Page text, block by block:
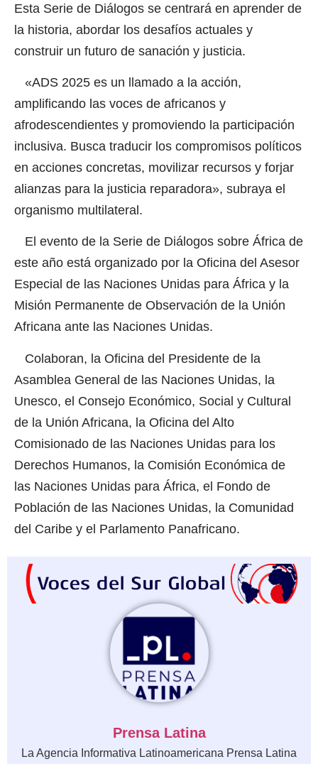
Esta Serie de Diálogos se centrará en aprender de
la historia, abordar los desafíos actuales y
construir un futuro de sanación y justicia.
«ADS 2025 es un llamado a la acción,
amplificando las voces de africanos y
afrodescendientes y promoviendo la participación
inclusiva. Busca traducir los compromisos políticos
en acciones concretas, movilizar recursos y forjar
alianzas para la justicia reparadora», subraya el
organismo multilateral.
El evento de la Serie de Diálogos sobre África de
este año está organizado por la Oficina del Asesor
Especial de las Naciones Unidas para África y la
Misión Permanente de Observación de la Unión
Africana ante las Naciones Unidas.
Colaboran, la Oficina del Presidente de la
Asamblea General de las Naciones Unidas, la
Unesco, el Consejo Económico, Social y Cultural
de la Unión Africana, la Oficina del Alto
Comisionado de las Naciones Unidas para los
Derechos Humanos, la Comisión Económica de
las Naciones Unidas para África, el Fondo de
Población de las Naciones Unidas, la Comunidad
del Caribe y el Parlamento Panafricano.
Prensa Latina
La Agencia Informativa Latinoamericana Prensa Latina